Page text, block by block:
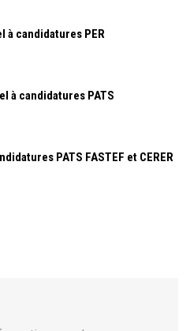
à candidatures PER
à candidatures PATS
PATS FASTEF et CERER